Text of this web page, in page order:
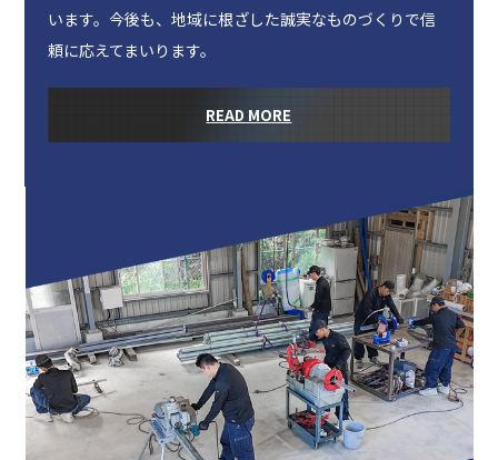
います。今後も、地域に根ざした誠実なものづくりで信
頼に応えてまいります。
READ MORE